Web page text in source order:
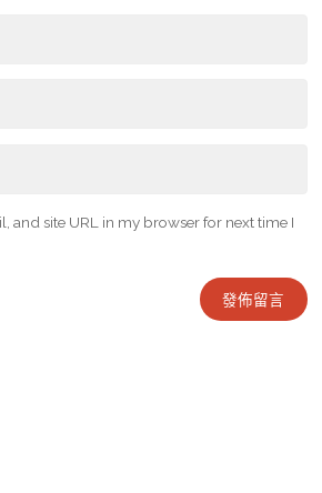
and site URL in my browser for next time I